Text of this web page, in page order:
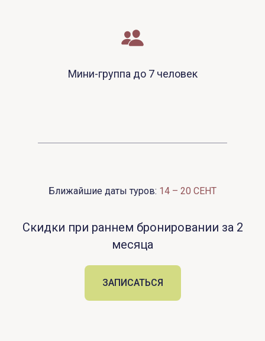
Мини-группа до 7 человек
Ближайшие даты туров: 14 – 20 СЕНТ
Скидки при раннем бронировании за 2
месяца
ЗАПИСАТЬСЯ